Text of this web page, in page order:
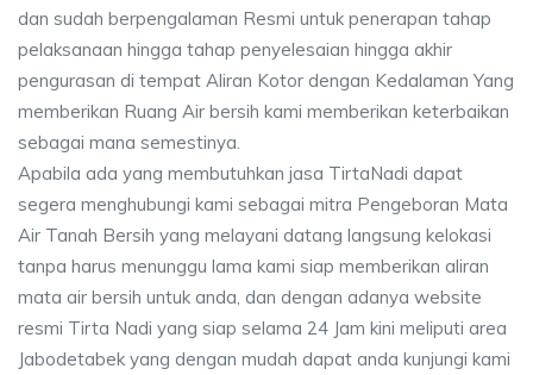
dan sudah berpengalaman Resmi untuk penerapan tahap
pelaksanaan hingga tahap penyelesaian hingga akhir
pengurasan di tempat Aliran Kotor dengan Kedalaman Yang
memberikan Ruang Air bersih kami memberikan keterbaikan
sebagai mana semestinya.
Apabila ada yang membutuhkan jasa TirtaNadi dapat
segera menghubungi kami sebagai mitra Pengeboran Mata
Air Tanah Bersih yang melayani datang langsung kelokasi
tanpa harus menunggu lama kami siap memberikan aliran
mata air bersih untuk anda, dan dengan adanya website
resmi Tirta Nadi yang siap selama 24 Jam kini meliputi area
Jabodetabek yang dengan mudah dapat anda kunjungi kami